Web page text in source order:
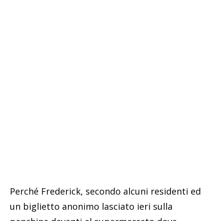
Perché Frederick, secondo alcuni residenti ed
un biglietto anonimo lasciato ieri sulla